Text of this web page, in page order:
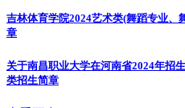
吉林体育学院2024艺术类(舞蹈专业、
章
关于南昌职业大学在河南省2024年招
类招生简章